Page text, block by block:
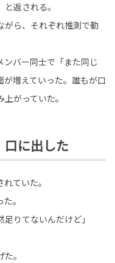
返される。
がら、それぞれ推測で動
バー同士で「また同じ
増えていった。誰もが口
がっていた。
に出した
ていた。
。
りてないんだけど」
。